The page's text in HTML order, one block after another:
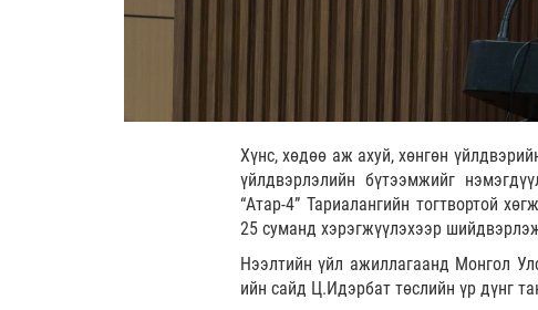
Хүнс, хөдөө аж ахуй, хөнгөн
үйлдвэрлэлийн бүтээмжийг
“Атар-4” Тариалангийн тогтвортой
25 суманд хэрэгжүүлэхээр
Нээлтийн үйл ажиллагаанд Монгол
ийн сайд Ц.Идэрбат төслийн үр дүнг